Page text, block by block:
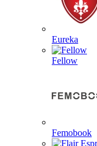
Eureka
Fellow
Femobook